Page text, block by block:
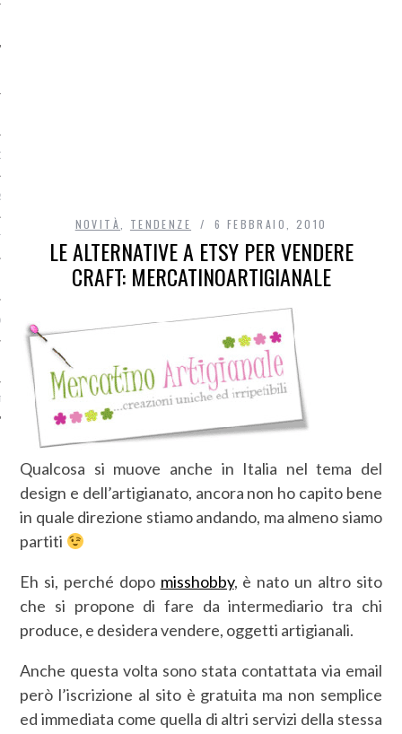
DI ACCESSO AI DATI
NOVITÀ TENDENZE 6 FEBBRAIO, 2010
LE ALTERNATIVE A ETSY PER VENDERE
CRAFT: MERCATINOARTIGIANALE
Qualcosa si muove anche in Italia nel tema del
design e dell’artigianato, ancora non ho capito bene
in quale direzione stiamo andando, ma almeno siamo
partiti
Eh si, perché dopo misshobby, è nato un altro sito
che si propone di fare da intermediario tra chi
produce, e desidera vendere, oggetti artigianali.
Anche questa volta sono stata contattata via email
però l’iscrizione al sito è gratuita ma non semplice
ed immediata come quella di altri servizi della stessa